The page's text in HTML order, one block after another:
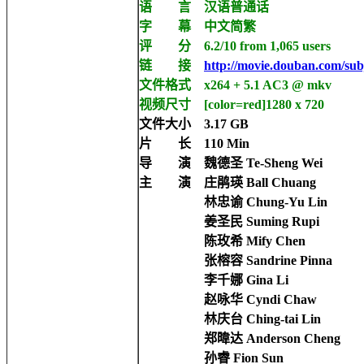
语 言 汉语普通话
字 幕 中文简繁
评 分 6.2/10 from 1,065 users
链 接 http://movie.douban.com/
文件格式 x264 + 5.1 AC3 @ mkv
视频尺寸 [color=red]1280 x 720
文件大小 3.17 GB
片 长 110 Min
导 演 魏德圣 Te-Sheng Wei
主 演 庄鹃瑛 Ball Chuang
林忠谕 Chung-Yu Lin
姜圣民 Suming Rupi
陈玫希 Mify Chen
张榕容 Sandrine Pinna
李千娜 Gina Li
赵咏华 Cyndi Chaw
林庆台 Ching-tai Lin
郑暐达 Anderson Cheng
孙睿 Fion Sun